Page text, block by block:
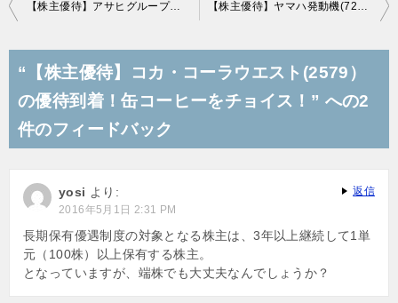
ゲ
ー
ョ
【株主優待】アサヒグループホールディングス(2502）の優待到着！株主限定特製ビール！ 【株主優待】ヤマハ発動機(7272）の優待到着！ポイント制でじゃがバターお菓子選択
“【株主優待】コカ・コーラウエスト(2579）
の優待到着！缶コーヒーをチョイス！” への2
件のフィードバック
yosi より:
2016年5月1日 2:31 PM
長期保有優遇制度の対象となる株主は、3年以上継続して1単
元（100株）以上保有する株主。
となっていますが、端株でも大丈夫なんでしょうか？
返信